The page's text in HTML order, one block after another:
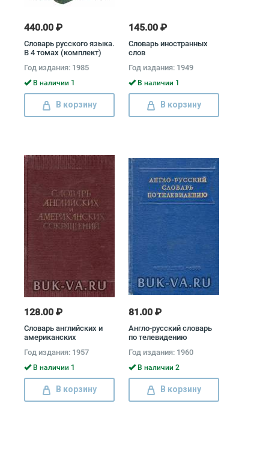
440.00 ₽
Словарь русского языка.
В 4 томах (комплект)
Год издания: 1985
В наличии 1
В корзину
145.00 ₽
Словарь иностранных
слов
Год издания: 1949
В наличии 1
В корзину
128.00 ₽
Словарь английских и
американских
Год издания: 1957
В наличии 1
В корзину
81.00 ₽
Англо-русский словарь
по телевидению
Год издания: 1960
В наличии 2
В корзину